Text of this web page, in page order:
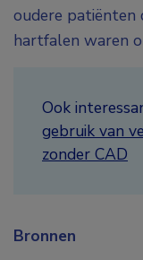
oudere patiënten
hartfalen waren
Ook
gebruik van
zonder CAD
Bronnen